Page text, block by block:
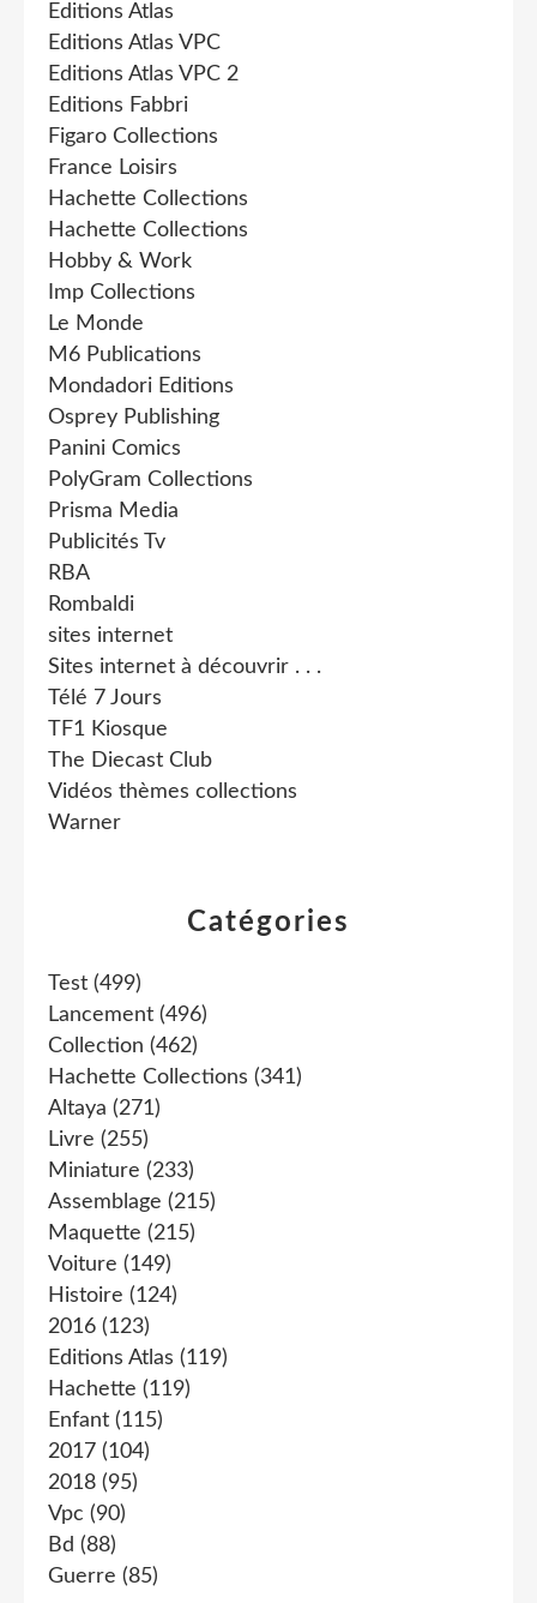
Catégories
Test (499)
Lancement (496)
Collection (462)
Hachette Collections (341)
Altaya (271)
Livre (255)
Miniature (233)
Assemblage (215)
Maquette (215)
Voiture (149)
Histoire (124)
2016 (123)
Editions Atlas (119)
Hachette (119)
Enfant (115)
2017 (104)
2018 (95)
Vpc (90)
Bd (88)
Guerre (85)
Editions Atlas
Editions Atlas VPC
Editions Atlas VPC 2
Editions Fabbri
Figaro Collections
France Loisirs
Hachette Collections
Hachette Collections
Hobby & Work
Imp Collections
Le Monde
M6 Publications
Mondadori Editions
Osprey Publishing
Panini Comics
PolyGram Collections
Prisma Media
Publicités Tv
RBA
Rombaldi
sites internet
Sites internet à découvrir . . .
Télé 7 Jours
TF1 Kiosque
The Diecast Club
Vidéos thèmes collections
Warner